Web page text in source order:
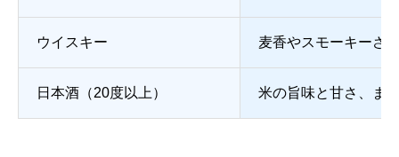
ウイスキー 麦香やスモーキーさ
日本酒（20度以上） 米の旨味と甘さ、ま